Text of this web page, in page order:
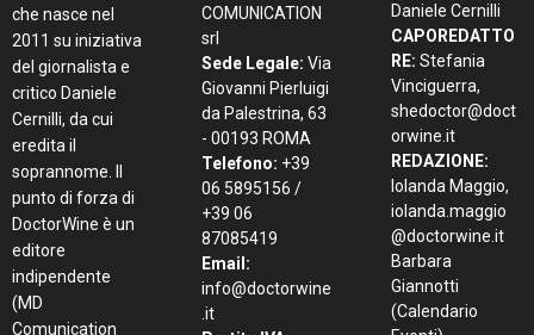
che nasce nel
2011 su iniziativa
del giornalista e
critico Daniele
Cernilli, da cui
eredita il
soprannome. Il
punto di forza di
DoctorWine è un
editore
indipendente
(MD
Comunication
COMUNICATION
srl
Sede Legale: Via
Giovanni Pierluigi
da Palestrina, 63
- 00193 ROMA
Telefono: +39
06 5895156 /
+39 06
87085419
Email:
info@doctorwine
.it
Daniele Cernilli
CAPOREDATTO
RE: Stefania
Vinciguerra,
shedoctor@doct
orwine.it
REDAZIONE:
Iolanda Maggio,
iolanda.maggio
@doctorwine.it
Barbara
Giannotti
(Calendario